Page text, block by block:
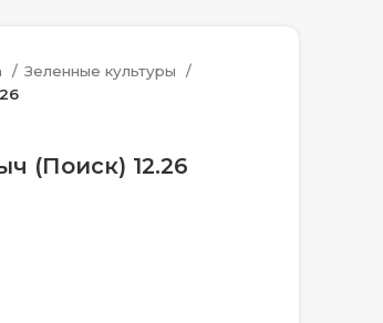
Зеленные культуры
(Поиск) 12.26